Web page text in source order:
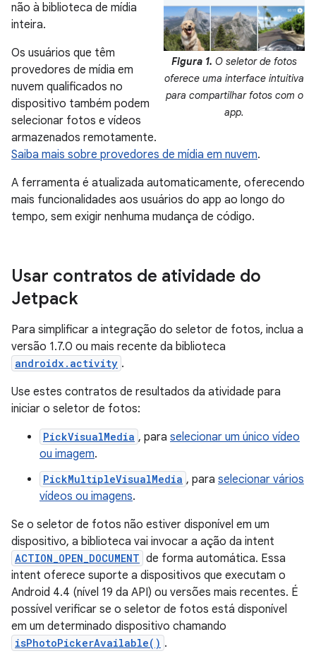
Figura 1. O seletor de fotos
oferece uma interface intuitiva
para compartilhar fotos com o
app.
não à biblioteca de mídia
inteira.
Os usuários que têm
provedores de mídia em
nuvem qualificados no
dispositivo também podem
selecionar fotos e vídeos
armazenados remotamente.
Saiba mais sobre provedores de mídia em nuvem.
A ferramenta é atualizada automaticamente, oferecendo
mais funcionalidades aos usuários do app ao longo do
tempo, sem exigir nenhuma mudança de código.
Usar contratos de atividade do
Jetpack
Para simplificar a integração do seletor de fotos, inclua a
versão 1.7.0 ou mais recente da biblioteca
androidx.activity .
Use estes contratos de resultados da atividade para
iniciar o seletor de fotos:
PickVisualMedia , para selecionar um único vídeo
ou imagem.
PickMultipleVisualMedia , para selecionar vários
vídeos ou imagens.
Se o seletor de fotos não estiver disponível em um
dispositivo, a biblioteca vai invocar a ação da intent
ACTION_OPEN_DOCUMENT de forma automática. Essa
intent oferece suporte a dispositivos que executam o
Android 4.4 (nível 19 da API) ou versões mais recentes. É
possível verificar se o seletor de fotos está disponível
em um determinado dispositivo chamando
isPhotoPickerAvailable() .